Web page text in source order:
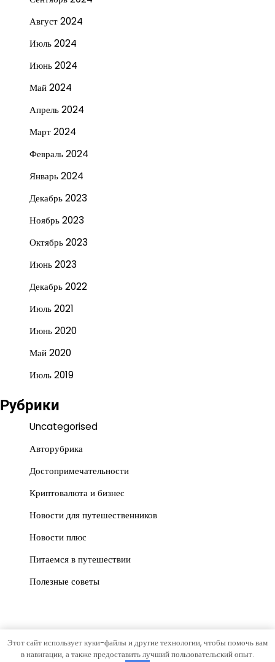
Август 2024
Июль 2024
Июнь 2024
Май 2024
Апрель 2024
Март 2024
Февраль 2024
Январь 2024
Декабрь 2023
Ноябрь 2023
Октябрь 2023
Июнь 2023
Декабрь 2022
Июль 2021
Июнь 2020
Май 2020
Июль 2019
Рубрики
Uncategorised
Авторубрика
Достопримечательности
Криптовалюта и бизнес
Новости для путешественников
Новости плюс
Питаемся в путешествии
Полезные советы
Copyright © 2026gorrospis.ruТема News Store отArtify
Этот сайт использует куки-файлы и другие технологии, чтобы помочь вам
в навигации, а также предоставить лучший пользовательский опыт.